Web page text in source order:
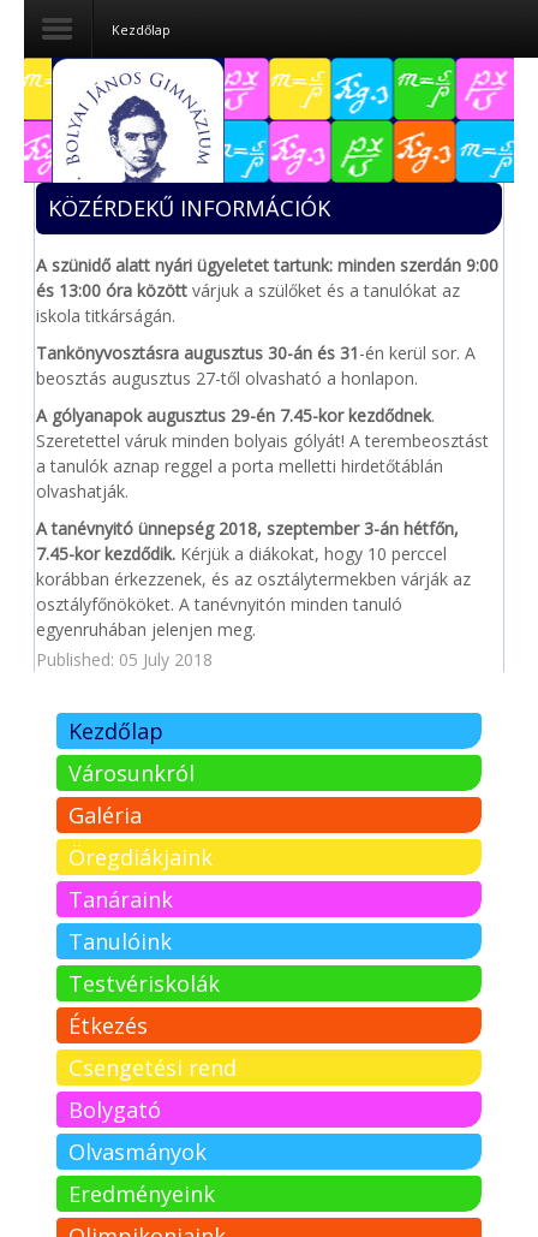
Dokumentumok
Felvételizőknek
Pályázatok
Tehetségpont
Közérdekű
adatok
Kezdőlap
KÖZÉRDEKŰ INFORMÁCIÓK
A szünidő alatt nyári ügyeletet tartunk: minden szerdán 9:00
és 13:00 óra között várjuk a szülőket és a tanulókat az
iskola titkárságán.
Tankönyvosztásra augusztus 30-án és 31-én kerül sor. A
beosztás augusztus 27-től olvasható a honlapon.
A gólyanapok augusztus 29-én 7.45-kor kezdődnek.
Szeretettel váruk minden bolyais gólyát! A terembeosztást
a tanulók aznap reggel a porta melletti hirdetőtáblán
olvashatják.
A tanévnyitó ünnepség 2018, szeptember 3-án hétfőn,
7.45-kor kezdődik. Kérjük a diákokat, hogy 10 perccel
korábban érkezzenek, és az osztálytermekben várják az
osztályfőnököket. A tanévnyitón minden tanuló
egyenruhában jelenjen meg.
Published: 05 July 2018
Kezdőlap
Városunkról
Galéria
Öregdiákjaink
Tanáraink
Tanulóink
Testvériskolák
Étkezés
Csengetési rend
Bolygató
Olvasmányok
Eredményeink